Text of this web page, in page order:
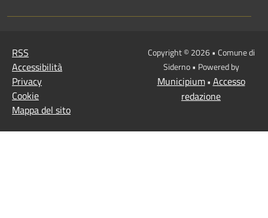
RSS
Accessibilità
Privacy
Cookie
Mappa del sito
Copyright © 2026 • Comune di
Siderno • Powered by
Municipium• Accesso
redazione